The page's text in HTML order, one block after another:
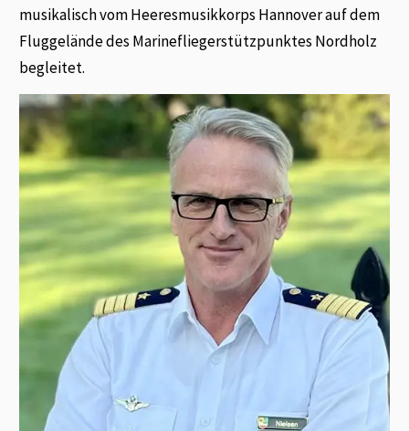
musikalisch vom Heeresmusikkorps Hannover auf dem
Fluggelände des Marinefliegerstützpunktes Nordholz
begleitet.